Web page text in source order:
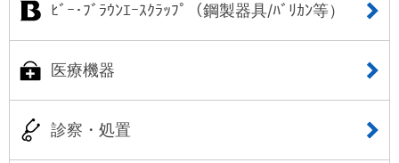
ﾋﾞｰ･ﾌﾞﾗｳﾝｴｰｽｸﾗｯﾌﾟ（鋼製器具/ﾊﾞﾘｶﾝ等）
医療機器
診察・処置